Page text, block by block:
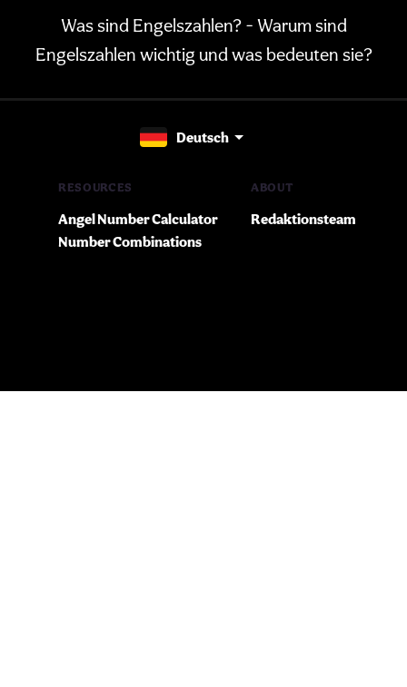
Was sind Engelszahlen? - Warum sind
Engelszahlen wichtig und was bedeuten sie?
Deutsch
RESOURCES
Angel Number Calculator
Number Combinations
ABOUT
Redaktionsteam